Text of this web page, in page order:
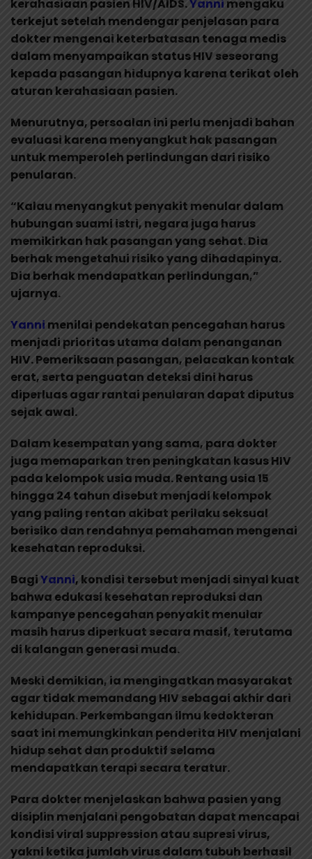
kerahasiaan pasien HIV/AIDS.Yanni mengaku
terkejut setelah mendengar penjelasan para
dokter mengenai keterbatasan tenaga medis
dalam menyampaikan status HIV seseorang
kepada pasangan hidupnya karena terikat oleh
aturan kerahasiaan pasien.
Menurutnya, persoalan ini perlu menjadi bahan
evaluasi karena menyangkut hak pasangan
untuk memperoleh perlindungan dari risiko
penularan.
“Kalau menyangkut penyakit menular dalam
hubungan suami istri, negara juga harus
memikirkan hak pasangan yang sehat. Dia
berhak mengetahui risiko yang dihadapinya.
Dia berhak mendapatkan perlindungan,”
ujarnya.
Yanni menilai pendekatan pencegahan harus
menjadi prioritas utama dalam penanganan
HIV. Pemeriksaan pasangan, pelacakan kontak
erat, serta penguatan deteksi dini harus
diperluas agar rantai penularan dapat diputus
sejak awal.
Dalam kesempatan yang sama, para dokter
juga memaparkan tren peningkatan kasus HIV
pada kelompok usia muda. Rentang usia 15
hingga 24 tahun disebut menjadi kelompok
yang paling rentan akibat perilaku seksual
berisiko dan rendahnya pemahaman mengenai
kesehatan reproduksi.
BagiYanni, kondisi tersebut menjadi sinyal kuat
bahwa edukasi kesehatan reproduksi dan
kampanye pencegahan penyakit menular
masih harus diperkuat secara masif, terutama
di kalangan generasi muda.
Meski demikian, ia mengingatkan masyarakat
agar tidak memandang HIV sebagai akhir dari
kehidupan. Perkembangan ilmu kedokteran
saat ini memungkinkan penderita HIV menjalani
hidup sehat dan produktif selama
mendapatkan terapi secara teratur.
Para dokter menjelaskan bahwa pasien yang
disiplin menjalani pengobatan dapat mencapai
kondisi viral suppression atau supresi virus,
yakni ketika jumlah virus dalam tubuh berhasil